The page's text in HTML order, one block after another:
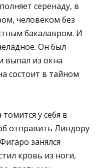
серенаду, в
человеком без
бакалавром. И
Он был
выпал из окна
состоит в тайном
у себя в
отправить Линдору
занялся
кровь из ноги,